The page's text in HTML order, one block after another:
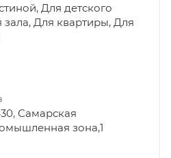
Для детского
Для квартиры, Для
Самарская
зона,1